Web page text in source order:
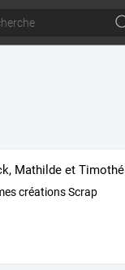
Mathilde et Timothé
créations Scrap